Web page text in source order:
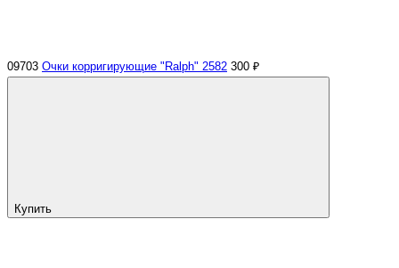
09703 Очки корригирующие "Ralph" 2582 300 ₽
Купить